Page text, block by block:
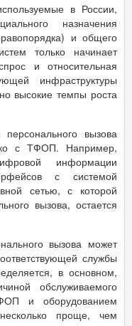
в России,
назначения
и общего
только начинает
и относительная
инфраструктуры
высокие темпы роста
вызова
с ТФОП. Например,
информации
с системой
сетью, с которой
вызова, остается
вызова может
службы
в основном,
обслуживаемого
и оборудованием
проще, чем